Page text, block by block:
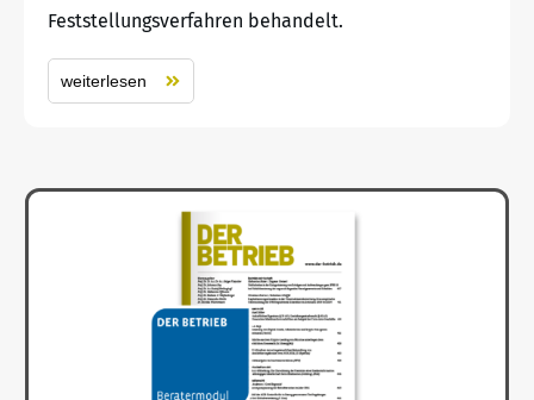
Feststellungsverfahren behandelt.
weiterlesen